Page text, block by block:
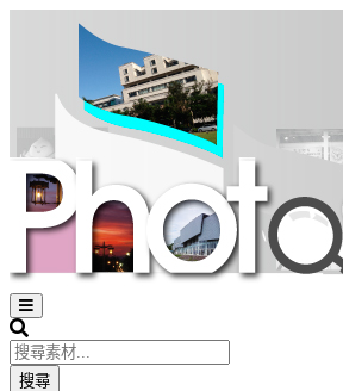
Open
sidebar
Search
搜尋